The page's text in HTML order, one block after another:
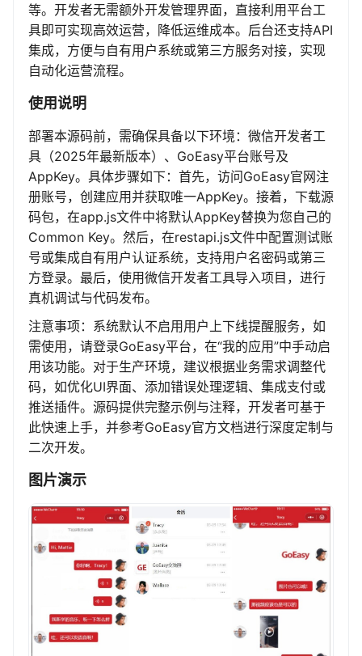
等。开发者无需额外开发管理界面，直接利用平台工
具即可实现高效运营，降低运维成本。后台还支持API
集成，方便与自有用户系统或第三方服务对接，实现
自动化运营流程。
使用说明
部署本源码前，需确保具备以下环境：微信开发者工
具（2025年最新版本）、GoEasy平台账号及
AppKey。具体步骤如下：首先，访问GoEasy官网注
册账号，创建应用并获取唯一AppKey。接着，下载源
码包，在app.js文件中将默认AppKey替换为您自己的
Common Key。然后，在restapi.js文件中配置测试账
号或集成自有用户认证系统，支持用户名密码或第三
方登录。最后，使用微信开发者工具导入项目，进行
真机调试与代码发布。
注意事项：系统默认不启用用户上下线提醒服务，如
需使用，请登录GoEasy平台，在“我的应用”中手动启
用该功能。对于生产环境，建议根据业务需求调整代
码，如优化UI界面、添加错误处理逻辑、集成支付或
推送插件。源码提供完整示例与注释，开发者可基于
此快速上手，并参考GoEasy官方文档进行深度定制与
二次开发。
图片演示